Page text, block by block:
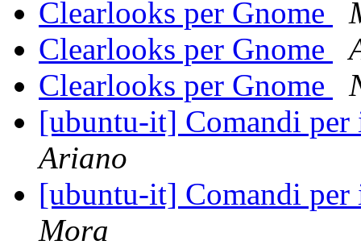
Clearlooks per Gnome
Clearlooks per Gnome
Clearlooks per Gnome
[ubuntu-it] Comandi
Ariano
[ubuntu-it] Comandi
Mora